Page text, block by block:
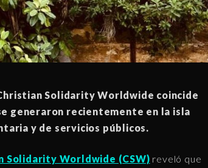
Solidarity Worldwide coincide
generaron recientemente en la isla
y de servicios públicos.
Solidarity Worldwide (CSW) reveló que